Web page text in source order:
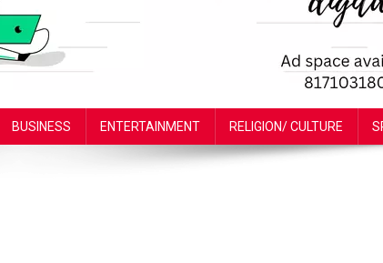
BUSINESS ENTERTAINMENT RELIGION/ CULTURE